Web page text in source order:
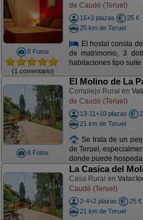
8 Fotos
(1 comentario)
de Caudé (Teruel)
16+3 plazas
25 €
25 km de Teruel
El hostal consta
de matrimonio, 3
habitaciones tipo suite
8 Fotos
El Molino de La
Complejo Rural en
de Caudé (Teruel)
13-11+10 plazas
21 km de Teruel
Se trata de un
de Teruel,
donde puede
La Casica del
Casa Rural en
Caudé (Teruel)
2-4+2 plazas
25 €
21 km de Teruel